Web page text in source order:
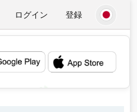
ログイン 登録